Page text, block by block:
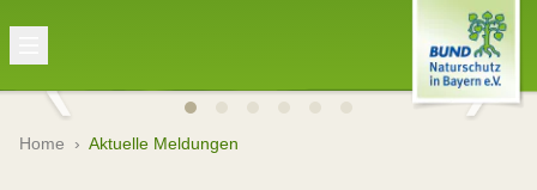
Home › Aktuelle Meldungen